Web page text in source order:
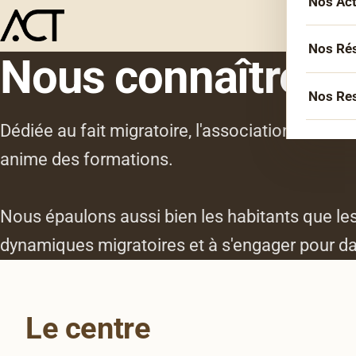
Nos
Nos
Nous connaître
Dédiée au fait migratoire, l'association ACT
anime des formations.
Nous épaulons aussi bien les habitants que
dynamiques migratoires et à s'engager pour
Le centre